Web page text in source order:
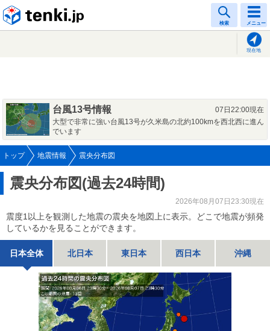
検索 メニュー
現在地
台風13号情報
07日22:00現在
大型で非常に強い台風13号が久米島の北約100kmを西北西に進ん
でいます
トップ 地震情報 震央分布図
震央分布図(過去24時間)
2026年08月07日23:30現在
震度1以上を観測した地震の震央を地図上に表示。どこで地震が頻発
しているかを見ることができます。
日本全体 北日本 東日本 西日本 沖縄